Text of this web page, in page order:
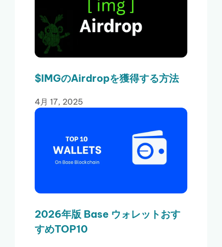
$IMGのAirdropを獲得する方法
4月 17, 2025
2026年版 Base ウォレットおす
すめTOP10